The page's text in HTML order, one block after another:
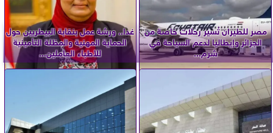
مصر للطيران تُسير رحلات خاصة من
الجزائر وإيطاليا لدعم السياحة في
شرم...
غدا.. ورشة عمل بنقابة البيطريين حول
الحماية المهنية والمظلة التأمينية
للأطباء العاملين...